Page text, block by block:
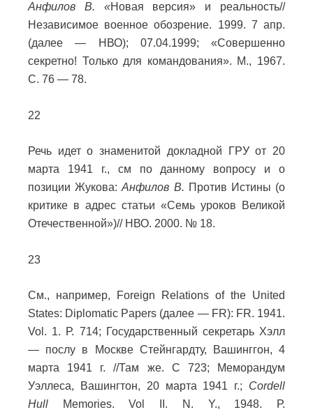
Анфилов В. «Новая версия» и реальность//
Независимое военное обозрение. 1999. 7 апр.
(далее — НВО); 07.04.1999; «Совершенно
секретно! Только для командования». М., 1967.
С. 76 — 78.
22
Речь идет о знаменитой докладной ГРУ от 20
марта 1941 г., см по данному вопросу и о
позиции Жукова:Анфилов В. Против Истины (о
критике в адрес статьи «Семь уроков Великой
Отечественной»)// НВО. 2000. № 18.
23
См., например, Foreign Relations of the United
States: Diplomatic Papers (далее — FR): FR. 1941.
Vol. 1. Р. 714; Государственный секретарь Хэлл
— послу в Москве Стейнгардту, Вашинггон, 4
марта 1941 г. //Там же. С 723; Меморандум
Уэллеса, Вашингтон, 20 марта 1941 г.; Cordell
Hull Memories. Vol II. N. Y., 1948. Р.